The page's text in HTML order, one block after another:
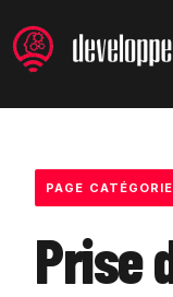
au
contenu
PAGE CATÉGORIE
Prise